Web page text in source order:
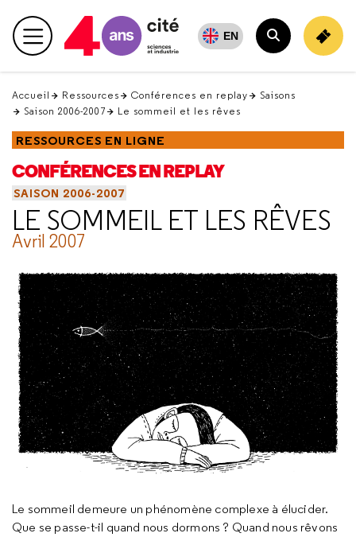
en
haut Menu principal EN
Rechercher
Accueil Ressources Conférences en replay
Saisons
Saison 2006-2007
Le sommeil et les rêves
RESSOURCES EN LIGNE
CONFÉRENCES EN REPLAY
SAISON 2006-2007
LE SOMMEIL ET LES RÊVES
Avril 2007
Le sommeil demeure un phénomène complexe à élucider.
Que se passe-t-il quand nous dormons ? Quand nous rêvons